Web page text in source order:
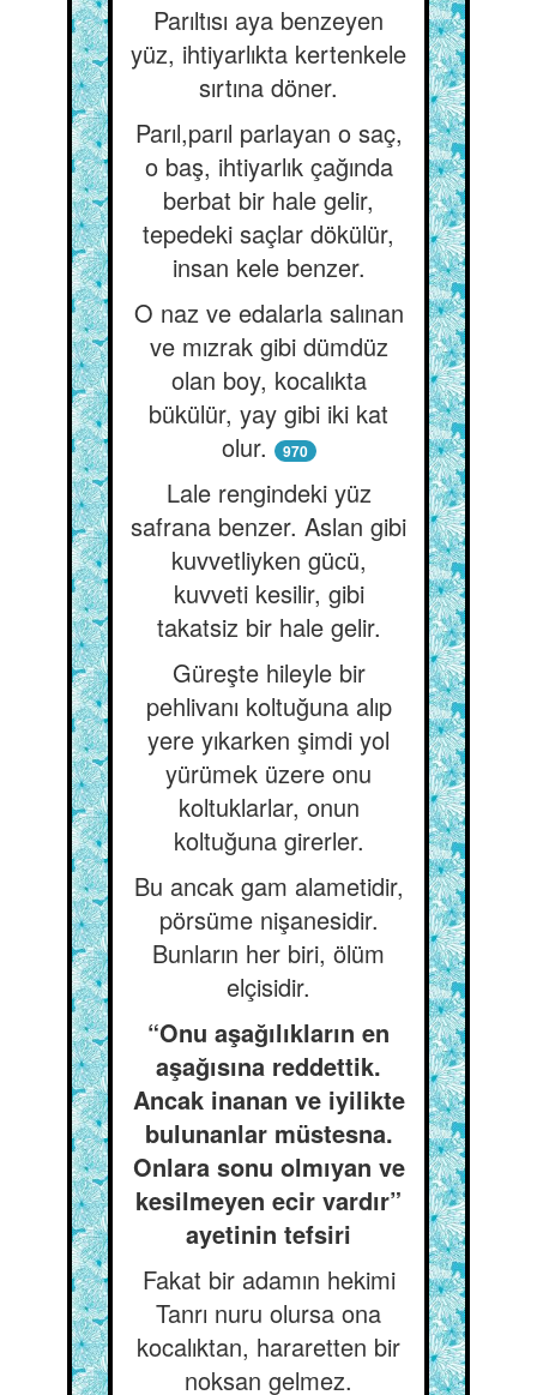
Parıltısı aya benzeyen
yüz, ihtiyarlıkta kertenkele
sırtına döner.
Parıl,parıl parlayan o saç,
o baş, ihtiyarlık çağında
berbat bir hale gelir,
tepedeki saçlar dökülür,
insan kele benzer.
O naz ve edalarla salınan
ve mızrak gibi dümdüz
olan boy, kocalıkta
bükülür, yay gibi iki kat
olur.
970
Lale rengindeki yüz
safrana benzer. Aslan gibi
kuvvetliyken gücü,
kuvveti kesilir, gibi
takatsiz bir hale gelir.
Güreşte hileyle bir
pehlivanı koltuğuna alıp
yere yıkarken şimdi yol
yürümek üzere onu
koltuklarlar, onun
koltuğuna girerler.
Bu ancak gam alametidir,
pörsüme nişanesidir.
Bunların her biri, ölüm
elçisidir.
“Onu aşağılıkların en
aşağısına reddettik.
Ancak inanan ve iyilikte
bulunanlar müstesna.
Onlara sonu olmıyan ve
kesilmeyen ecir vardır”
ayetinin tefsiri
Fakat bir adamın hekimi
Tanrı nuru olursa ona
kocalıktan, hararetten bir
noksan gelmez.